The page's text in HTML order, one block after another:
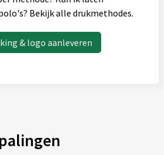
Bekijk alle drukmethodes.
& logo aanleveren